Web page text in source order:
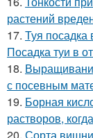
растений
17. Туя посадка
Посадка туи в
18.
с посевным
19. Борная
растворов,
20. Сорта